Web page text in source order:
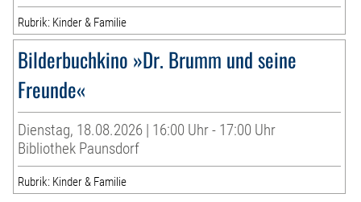
Rubrik: Kinder & Familie
Bilderbuchkino »Dr. Brumm und seine
Freunde«
Dienstag, 18.08.2026 | 16:00 Uhr - 17:00 Uhr
Bibliothek Paunsdorf
Rubrik: Kinder & Familie